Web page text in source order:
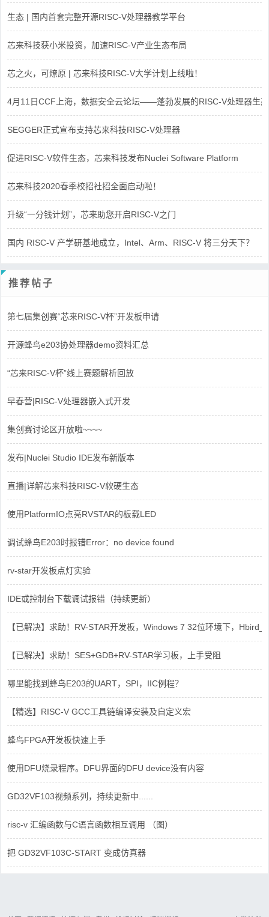
生态 | 国内首套完整开源RISC-V处理器教学平台
芯来科技获小米投资，加速RISC-V产业生态布局
芯之火，可燎原 | 芯来科技RISC-V大学计划上线啦！
4月11日CCF上海，数据安全云论坛——蓬勃发展的RISC-V处理器生态
SEGGER正式宣布支持芯来科技RISC-V处理器
促进RISC-V软件生态，芯来科技发布Nuclei Software Platform
芯来科技2020春季校招社招全面启动啦！
升级“一分钱计划”，芯来助您开启RISC-V之门
国内 RISC-V 产学研基地成立，Intel、Arm、RISC-V 将三分天下？
推荐帖子
第七届集创赛“芯来RISC-V杯”开发板申请
开源蜂鸟e203协处理器demo资料汇总
“芯来RISC-V杯”线上赛题解析回放
早春营|RISC-V处理器嵌入式开发
集创赛讨论区开放啦~~~~
发布|Nuclei Studio IDE发布新版本
直播|详解芯来科技RISC-V软硬生态
使用PlatformIO点亮RVSTAR的板载LED
调试蜂鸟E203时报错Error：no device found
rv-star开发板点灯实验
IDE或控制台下载调试报错（持续更新）
【已解决】求助！RV-STAR开发板，Windows 7 32位环境下，
【已解决】求助！SES+GDB+RV-STAR学习板，上手受阻
哪里能找到蜂鸟E203的UART，SPI，IIC例程？
【精选】RISC-V GCC工具链编译安装及自定义宏
蜂鸟FPGA开发板快速上手
使用DFU烧录程序。DFU界面的DFU device没有内容
GD32VF103视频系列，持续更新中......
risc-v 汇编函数与C语言函数相互调用 （图）
把 GD32VF103C-START 变成仿真器